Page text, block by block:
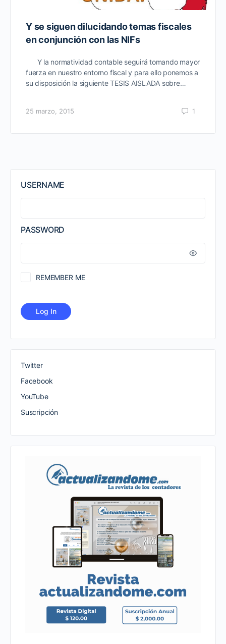
Y se siguen dilucidando temas fiscales
en conjunción con las NIFs
Y la normatividad contable seguirá tomando mayor
fuerza en nuestro entorno fiscal y para ello ponemos a
su disposición la siguiente TESIS AISLADA sobre…
25 marzo, 2015 1
USERNAME
PASSWORD
REMEMBER ME
Twitter
Facebook
YouTube
Suscripción